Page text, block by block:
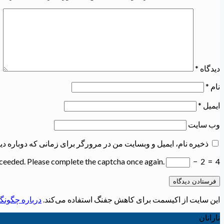
دیدگاه *
نام *
ایمیل *
وب‌ سایت
ذخیره نام، ایمیل و وبسایت من در مرورگر برای زمانی که دوباره
Please complete the captcha once again.
− 2 = 4
این سایت از اکیسمت برای کاهش جفنگ استفاده می‌کند.درباره
نارانان